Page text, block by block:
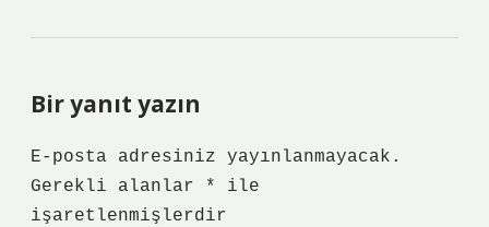
Bir yanıt yazın
E-posta adresiniz yayınlanmayacak.
Gerekli alanlar
*
ile
işaretlenmişlerdir